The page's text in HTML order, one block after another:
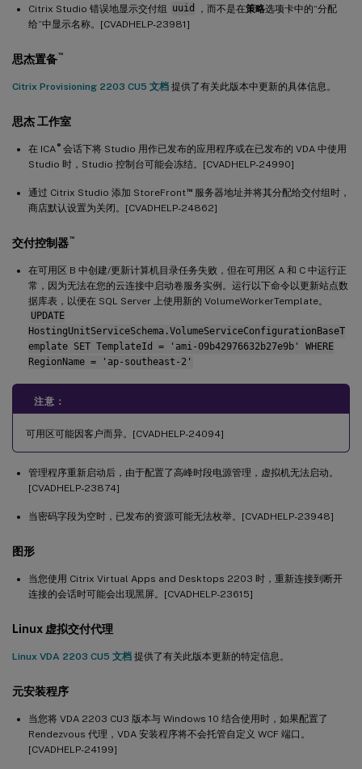
Citrix Studio 错误地显示交付组 uuid ，而不是在策略选项卡中的“分配
给”中显示名称。[CVADHELP-23981]
思杰置备™
Citrix Provisioning 2203 CU5 文档 提供了有关此版本中更新的具体信息。
思杰 工作室
在 ICA ®会话下将 Studio 用作已发布的应用程序或在已发布的 VDA 中使用
Studio 时，Studio 控制台可能会冻结。[CVADHELP-24990]
通过 Citrix Studio 添加 StoreFront™服务器地址并将其分配给交付组时，
商店默认设置为关闭。[CVADHELP-24862]
交付控制器™
在可用区 B 中创建/更新计算机目录任务失败，但在可用区 A 和 C 中运行正
常，因为无法在您的云连接中启动卷服务实例。运行以下命令以更新站点数
据库表，以便在 SQL Server 上使用新的 VolumeWorkerTemplate。
UPDATE
HostingUnitServiceSchema.VolumeServiceConfigurationBaseT
emplate SET TemplateId = 'ami-09b42976632b27e9b' WHERE
RegionName = 'ap-southeast-2'
注意：
可用区可能因客户而异。[CVADHELP-24094]
管理程序重新启动后，由于配置了高峰时段电源管理，虚拟机无法启动。
[CVADHELP-23874]
当密码字段为空时，已发布的资源可能无法枚举。[CVADHELP-23948]
图形
当您使用 Citrix Virtual Apps and Desktops 2203 时，重新连接到断开
连接的会话时可能会出现黑屏。[CVADHELP-23615]
Linux 虚拟交付代理
Linux VDA 2203 CU5 文档 提供了有关此版本更新的特定信息。
元安装程序
当您将 VDA 2203 CU3 版本与 Windows 10 结合使用时，如果配置了
Rendezvous 代理，VDA 安装程序将不会托管自定义 WCF 端口。
[CVADHELP-24199]